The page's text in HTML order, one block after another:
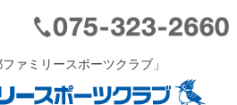
ァミリースポーツクラブ」